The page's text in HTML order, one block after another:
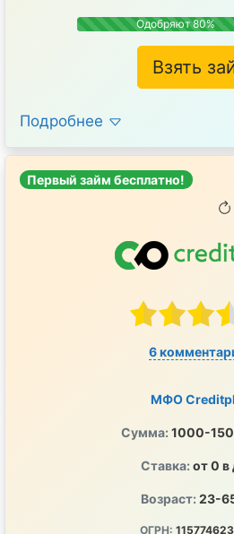
Одобряют 80%
Взять
Подробнее
Первый займ бесплатно!
6
МФО
Сумма: 1000-
Ставка: от 0 в
Возраст: 23-
ОГРН: